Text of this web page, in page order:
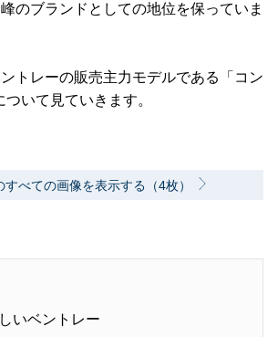
のブランドとしての地位を保っていま
トレーの販売主力モデルである「コン
いて見ていきます。
すべての画像を表示する（4枚）
いベントレー